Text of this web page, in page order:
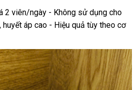
2 viên/ngày - Không sử dụng cho
áp cao - Hiệu quả tùy theo cơ